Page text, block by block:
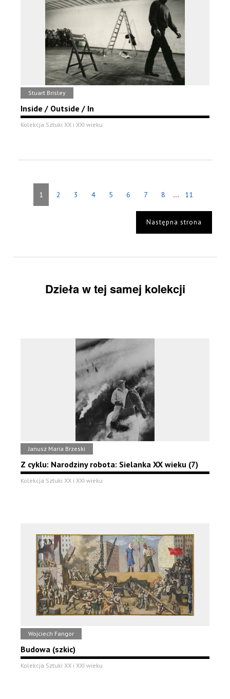
Stuart Brisley
Inside / Outside / In
Kolekcja Sztuki XX i XXI wieku
1 2 3 4 5 6 7 8 ... 11
Następna strona
Dzieła w tej samej kolekcji
Janusz Maria Brzeski
Z cyklu: Narodziny robota: Sielanka XX wieku (7)
Kolekcja Sztuki XX i XXI wieku
Wojciech Fangor
Budowa (szkic)
Kolekcja Sztuki XX i XXI wieku